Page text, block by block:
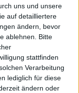
uns und unsere
auf detailliertere
ändern, bevor
ablehnen.
Bitte
stattfinden
Verarbeitung
lediglich für diese
ändern oder